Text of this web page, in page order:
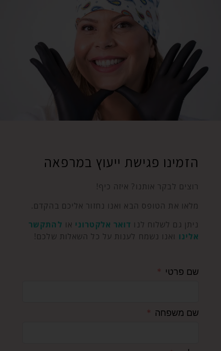
הזמינו פגישת ייעוץ במרפאה
רוצים לבקר אותנו? איזה כיף!
מלאו את הטופס הבא ואנו נחזור אליכם בהקדם.
ניתן גם לשלוח לנודואר אלקטרוניאולהתקשר
אלינוואנו נשמח לענות על כל השאלות שלכם!
שם פרטי
שם משפחה